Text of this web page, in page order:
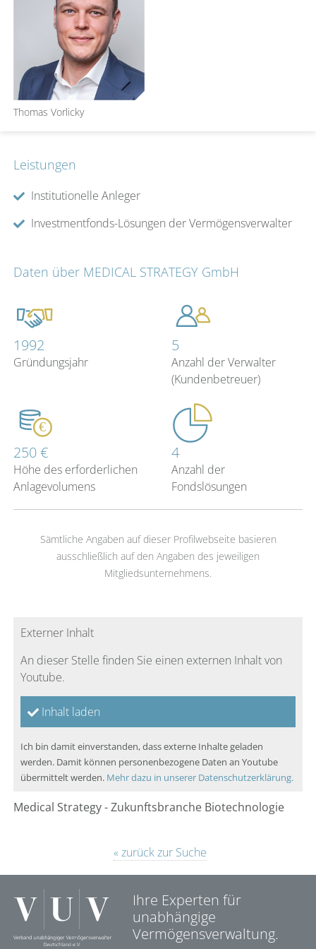
Thomas Vorlicky
Leistungen
Institutionelle Anleger
Investmentfonds-Lösungen der Vermögensverwalter
Daten über MEDICAL STRATEGY GmbH
1992
Gründungsjahr
5
Anzahl der Verwalter
(Kundenbetreuer)
250 €
Höhe des erforderlichen
Anlagevolumens
4
Anzahl der
Fondslösungen
Sämtliche Angaben auf dieser Profilwebseite basieren
ausschließlich auf den Angaben des jeweiligen
Mitgliedsunternehmens.
Externer Inhalt
An dieser Stelle finden Sie einen externen Inhalt von
Youtube.
Inhalt laden
Ich bin damit einverstanden, dass externe Inhalte geladen
werden. Damit können personenbezogene Daten an Youtube
übermittelt werden. Mehr dazu in unserer Datenschutzerklärung.
Medical Strategy - Zukunftsbranche Biotechnologie
« zurück zur Suche
Ihre Experten für
unabhängige
Vermögensverwaltung.